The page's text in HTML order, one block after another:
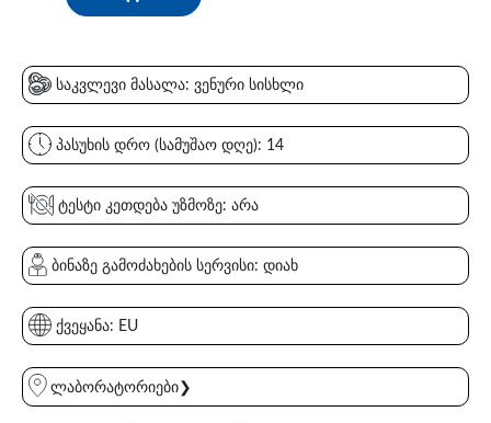
საკვლევი მასალა: ვენური სისხლი
პასუხის დრო (სამუშაო დღე): 14
ტესტი კეთდება უზმოზე: არა
ბინაზე გამოძახების სერვისი: დიახ
ქვეყანა: EU
ლაბორატორიები❯